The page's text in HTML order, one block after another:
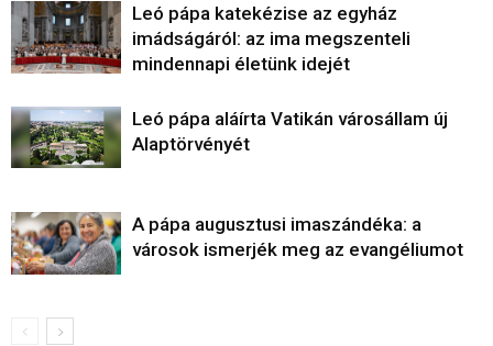
Leó pápa katekézise az egyház
imádságáról: az ima megszenteli
mindennapi életünk idejét
Leó pápa aláírta Vatikán városállam új
Alaptörvényét
A pápa augusztusi imaszándéka: a
városok ismerjék meg az evangéliumot